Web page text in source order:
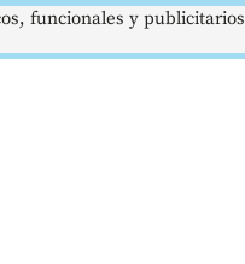
funcionales y